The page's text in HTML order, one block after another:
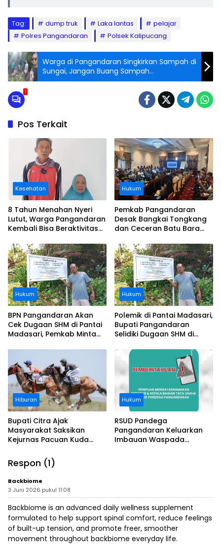
Tag: dump truk Laka lantas
pelajar
Polres Pangandaran
Polsek Kalipucang
Warga di Pangandaran Singkirkan Sampah di
Sungai, Jangan Buang Sampah
Sembarangan!
1
Pos Terkait
Kesehatan
8 Tahun Menahan Nyeri
Lutut, Warga Pangandaran
Kembali Bisa Beraktivitas
Ditanggung BPJS
Hukum
Pemkab Pangandaran
Desak Bangkai Tongkang
dan Ceceran Batu Bara
Buruknya Koordinasi
Perusahaan
Hukum
BPN Pangandaran Akan
Cek Dugaan SHM di Pantai
Madasari, Pemkab Minta
Hukum
Polemik di Pantai Madasari,
Bupati Pangandaran
Selidiki Dugaan SHM di
Pantai
Hiburan
Bupati Citra Ajak
Masyarakat Saksikan
Kejurnas Pacuan Kuda
Legokjawa
Hukum
RSUD Pandega
Pangandaran Keluarkan
Imbauan Waspada
Respon (1)
Backbiome
3 Juni 2026 pukul 11:08
Backbiome is an advanced daily wellness supplement
formulated to help support spinal comfort, reduce feelings
of built-up tension, and promote freer, smoother
movement throughout backbiome everyday life.